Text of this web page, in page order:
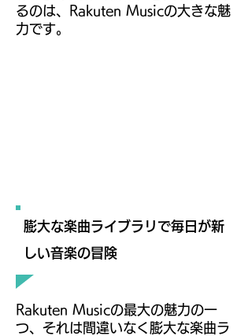
るのは、Rakuten Musicの大きな魅
力です。
膨大な楽曲ライブラリで毎日が新
しい音楽の冒険
Rakuten Musicの最大の魅力の一
つ、それは間違いなく膨大な楽曲ラ